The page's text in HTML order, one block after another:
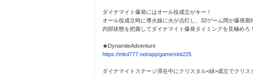
ダイナマイト爆発にはオール役成立がキー！
オール役成立時に導火線に火が点灯し、32ゲーム間が爆発期
内部状態を把握してダイナマイト爆発タイミングを見極めろ
★DynamiteAdventure
https://mkd777.net/app/game/slot225
ダイナマイトステージ滞在中にクリスタル<緑>成立でクリス